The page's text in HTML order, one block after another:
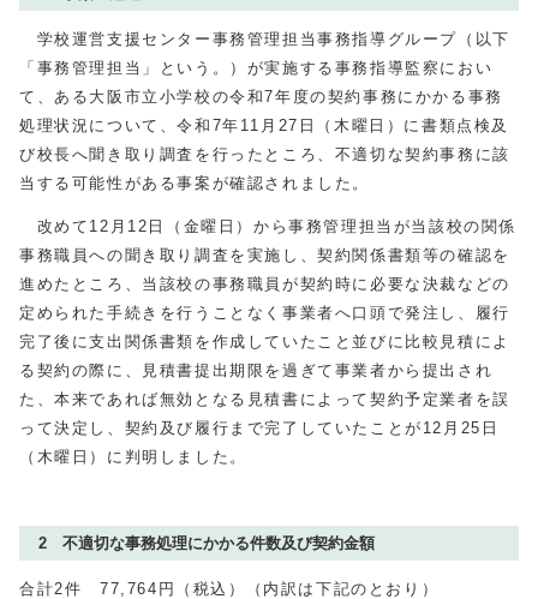
学校運営支援センター事務管理担当事務指導グループ（以下
「事務管理担当」という。）が実施する事務指導監察におい
て、ある大阪市立小学校の令和7年度の契約事務にかかる事務
処理状況について、令和7年 11 月 27 日（木曜日）に書類点検及
び校長へ聞き取り調査を行ったところ、不適切な契約事務に該
当する可能性がある事案が確認されました。
改めて12月 12 日（金曜日）から事務管理担当が当該校の関係
事務職員への聞き取り調査を実施し、契約関係書類等の確認を
進めたところ、当該校の事務職員が契約時に必要な決裁などの
定められた手続きを行うことなく事業者へ口頭で発注し、履行
完了後に支出関係書類を作成していたこと並びに比較見積によ
る契約の際に、見積書提出期限を過ぎて事業者から提出され
た、本来であれば無効となる見積書によって契約予定業者を誤
って決定し、契約及び履行まで完了していたことが12月25日
（木曜日）に判明しました。
2 不適切な事務処理にかかる件数及び契約金額
合計2件 77,764 円（税込）（内訳は下記のとおり）